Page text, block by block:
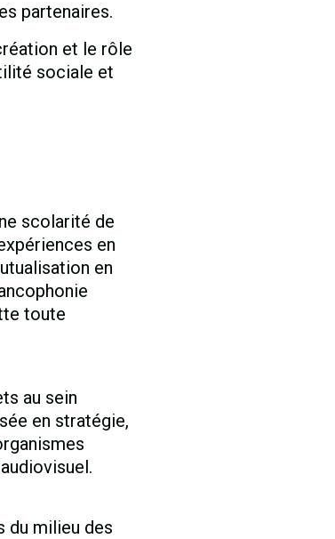
partenaires.
et le rôle
sociale et
scolarité de
en
en
toute
au sein
en stratégie,
du milieu des